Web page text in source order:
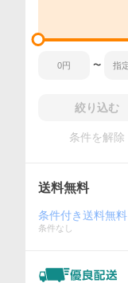
〜
絞り込む
条件を解除
送料無料
条件付き送料無料
条件なし